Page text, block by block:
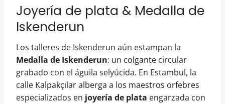
Joyería de plata & Medalla de
Iskenderun
Los talleres de Iskenderun aún estampan la
Medalla de Iskenderun: un colgante circular
grabado con el águila selyúcida. En Estambul, la
calle Kalpakçılar alberga a los maestros orfebres
especializados en joyería de plata engarzada con